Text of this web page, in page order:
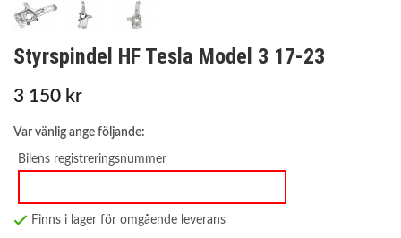
Styrspindel HF Tesla Model 3 17-23
3 150 kr
Var vänlig ange följande:
Bilens registreringsnummer
Finns i lager för omgående leverans